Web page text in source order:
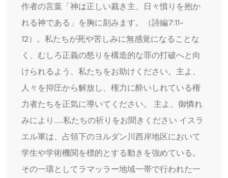
作者の言葉「神は正しい裁き主、日々憤りを抱か
れる神である」を胸に刻みます。（詩編7:11-
12）。私たちが死や苦しみに無感覚になることな
く、むしろ正義の怒りを構造的な罪の打破へと向
けられるよう、私たちをお助けください。主よ、
人々を抑圧から解放し、権力に酔いしれている権
力者たちを正気に導いてください。 主よ、御憐れ
みにより……私たちの祈りをお聞きください イスラ
エル軍は、占領下のヨルダン川西岸地区において
学生や学術機関を標的とする動きを強めている。
その一環としてラマッラー地域一帯で行われた一